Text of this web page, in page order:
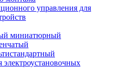
управления для
миниатюрный